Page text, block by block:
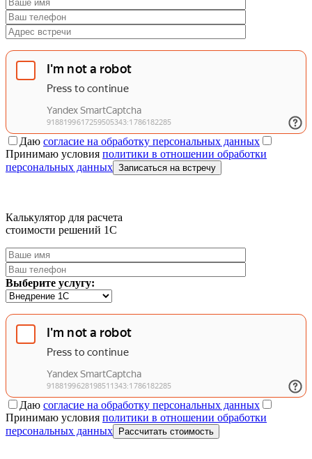
Даю согласие на обработку персональных данных
Принимаю условия политики в отношении обработки
персональных данных Записаться на встречу
Калькулятор для расчета
стоимости решений 1C
Выберите услугу:
Даю согласие на обработку персональных данных
Принимаю условия политики в отношении обработки
персональных данных
Рассчитать стоимость